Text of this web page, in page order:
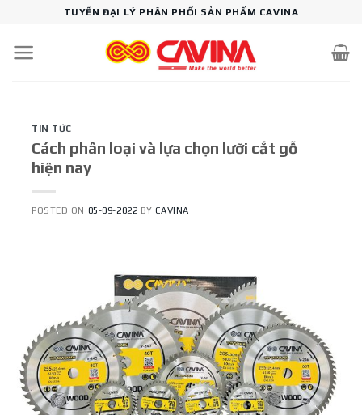
content
TUYỂN ĐẠI LÝ PHÂN PHỐI SẢN PHẨM CAVINA
TIN TỨC
Cách phân loại và lựa chọn lưỡi cắt gỗ
hiện nay
POSTED ON 05-09-2022 BYCAVINA